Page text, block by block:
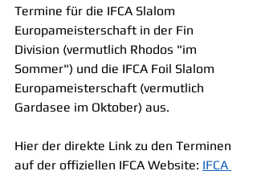
Termine für die IFCA Slalom
Europameisterschaft in der Fin
Division (vermutlich Rhodos "im
Sommer") und die IFCA Foil Slalom
Europameisterschaft (vermutlich
Gardasee im Oktober) aus.
Hier der direkte Link zu den Terminen
auf der offiziellen IFCA Website: IFCA